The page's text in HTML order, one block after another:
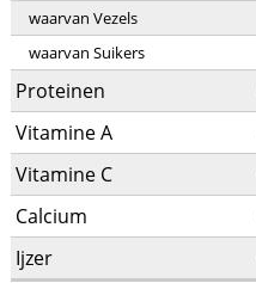
waarvan Vezels
waarvan Suikers
Proteinen
Vitamine A
Vitamine C
Calcium
Ijzer